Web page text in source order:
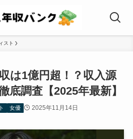
スト
は1億円超！？収入源
底調査【2025年最新】
女優 2025年11月14日